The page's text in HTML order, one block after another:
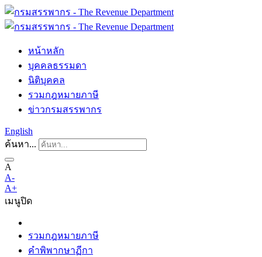
หน้าหลัก
บุคคลธรรมดา
นิติบุคคล
รวมกฎหมายภาษี
ข่าวกรมสรรพากร
English
ค้นหา...
A
A-
A+
เมนูปิด
รวมกฎหมายภาษี
คำพิพากษาฏีกา